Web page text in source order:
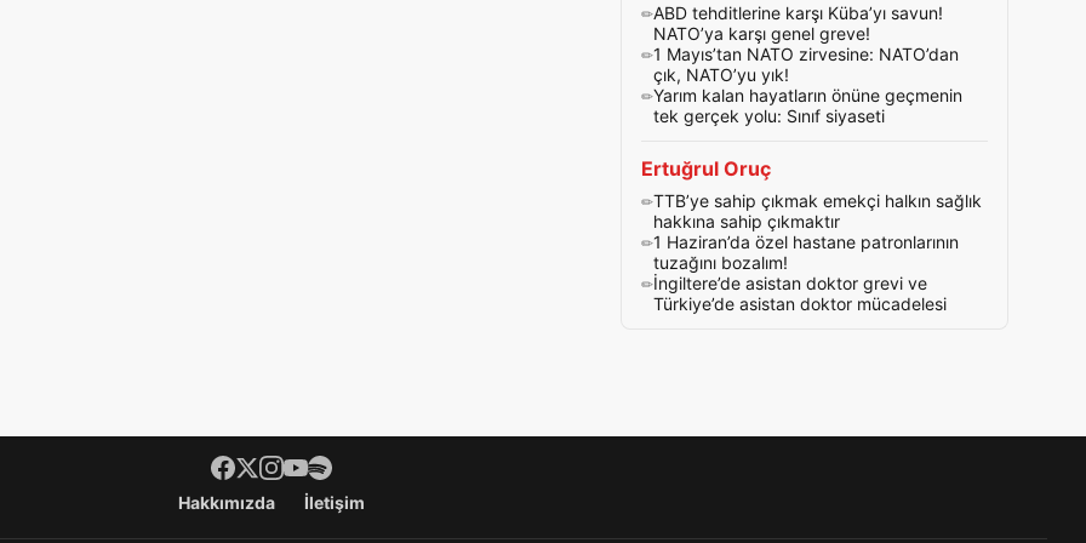
ABD tehditlerine karşı Küba’yı savun!
NATO’ya karşı genel greve!
1 Mayıs’tan NATO zirvesine: NATO’dan
çık, NATO’yu yık!
Yarım kalan hayatların önüne geçmenin
tek gerçek yolu: Sınıf siyaseti
Ertuğrul Oruç
TTB’ye sahip çıkmak emekçi halkın sağlık
hakkına sahip çıkmaktır
1 Haziran’da özel hastane patronlarının
tuzağını bozalım!
İngiltere’de asistan doktor grevi ve
Türkiye’de asistan doktor mücadelesi
Hakkımızda İletişim